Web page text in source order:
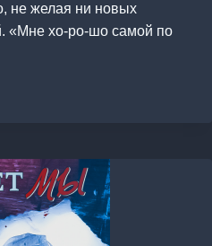
не желая ни новых
«Мне хо-ро-шо самой по